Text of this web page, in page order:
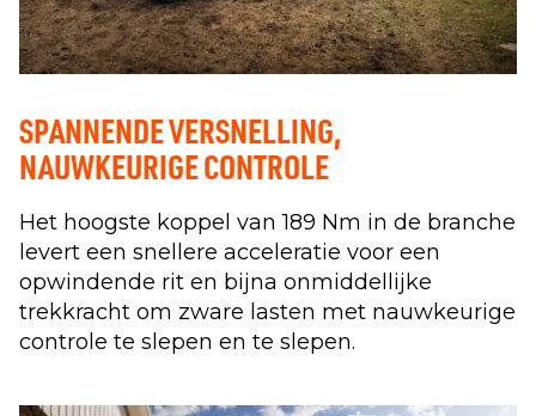
SPANNENDE VERSNELLING,
NAUWKEURIGE CONTROLE
Het hoogste koppel van 189 Nm in de branche
levert een snellere acceleratie voor een
opwindende rit en bijna onmiddellijke
trekkracht om zware lasten met nauwkeurige
controle te slepen en te slepen.